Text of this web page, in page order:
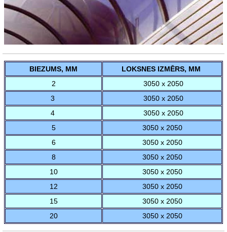
BIEZUMS, MM
LOKSNES IZMĒRS, MM
2
3050 x 2050
3
3050 x 2050
4
3050 x 2050
5
3050 x 2050
6
3050 x 2050
8
3050 x 2050
10
3050 x 2050
12
3050 x 2050
15
3050 x 2050
20
3050 x 2050